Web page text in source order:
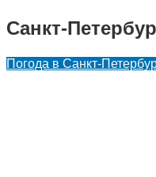
Перейти
к
контенту
Санкт-
Погода в Санкт-